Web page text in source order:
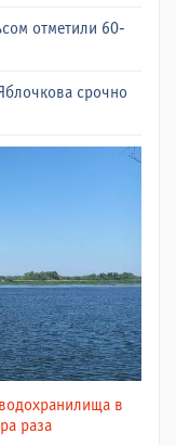
отметили 60-
срочно
в
раза